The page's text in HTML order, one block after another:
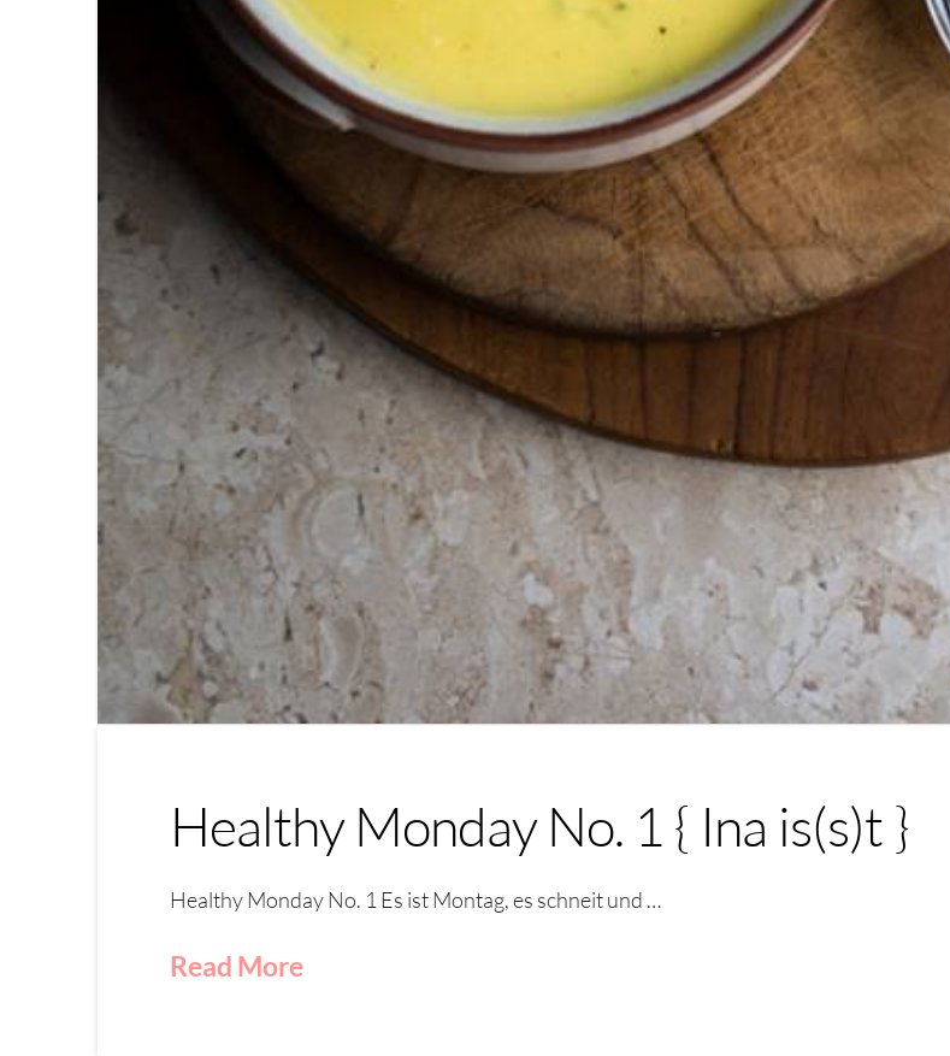
Healthy Monday No. 1 { Ina is(s)t }
Healthy Monday No. 1 Es ist Montag, es schneit und …
Read More